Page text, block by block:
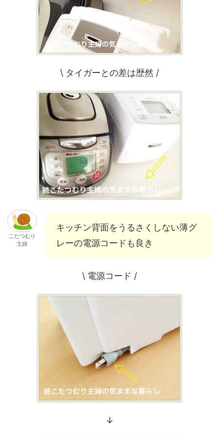
\ タイガーとの差は歴然 /
こたつむり
主婦
キッチン背面をうるさくしない薄グ
レーの電源コードも良き
\ 電源コード /
↓